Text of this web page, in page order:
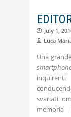
July 1,
Luca
Una
smartphone
svariati